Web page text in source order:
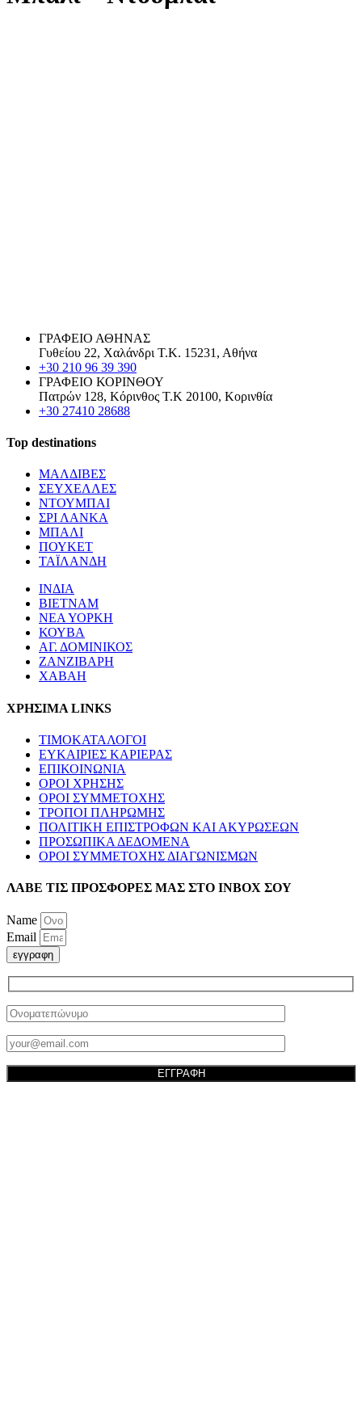
ΓΡΑΦΕΙΟ ΑΘΗΝΑΣ
Γυθείου 22, Χαλάνδρι Τ.Κ. 15231, Αθήνα
+30 210 96 39 390
ΓΡΑΦΕΙΟ ΚΟΡΙΝΘΟΥ
Πατρών 128, Κόρινθος Τ.Κ 20100, Κορινθία
+30 27410 28688
Top destinations
ΜΑΛΔΙΒΕΣ
ΣΕΥΧΕΛΛΕΣ
ΝΤΟΥΜΠΑΙ
ΣΡΙ ΛΑΝΚΑ
ΜΠΑΛΙ
ΠΟΥΚΕΤ
ΤΑΪΛΑΝΔΗ
ΙΝΔΙΑ
ΒΙΕΤΝΑΜ
ΝΕΑ ΥΟΡΚΗ
ΚΟΥΒΑ
ΑΓ. ΔΟΜΙΝΙΚΟΣ
ΖΑΝΖΙΒΑΡΗ
ΧΑΒΑΗ
ΧΡΗΣΙΜΑ LINKS
ΤΙΜΟΚΑΤΑΛΟΓΟΙ
ΕΥΚΑΙΡΙΕΣ ΚΑΡΙΕΡΑΣ
ΕΠΙΚΟΙΝΩΝΙΑ
ΟΡΟΙ ΧΡΗΣΗΣ
ΟΡΟΙ ΣΥΜΜΕΤΟΧΗΣ
ΤΡΟΠΟΙ ΠΛΗΡΩΜΗΣ
ΠΟΛΙΤΙΚΗ ΕΠΙΣΤΡΟΦΩΝ ΚΑΙ ΑΚΥΡΩΣΕΩΝ
ΠΡΟΣΩΠΙΚΑ ΔΕΔΟΜΕΝΑ
ΟΡΟΙ ΣΥΜΜΕΤΟΧΗΣ ΔΙΑΓΩΝΙΣΜΩΝ
ΛΑΒΕ ΤΙΣ ΠΡΟΣΦΟΡΕΣ ΜΑΣ ΣΤΟ ΙΝΒΟΧ ΣΟΥ
Name
Email
εγγραφη